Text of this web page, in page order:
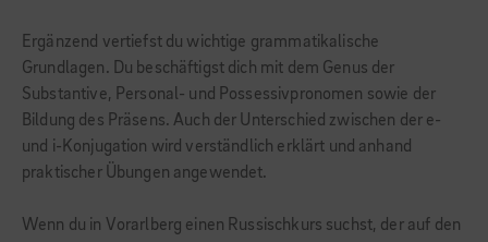
Ergänzend vertiefst du wichtige grammatikalische
Grundlagen. Du beschäftigst dich mit dem Genus der
Substantive, Personal- und Possessivpronomen sowie der
Bildung des Präsens. Auch der Unterschied zwischen der e-
und i-Konjugation wird verständlich erklärt und anhand
praktischer Übungen angewendet.
Wenn du in Vorarlberg einen Russischkurs suchst, der auf den